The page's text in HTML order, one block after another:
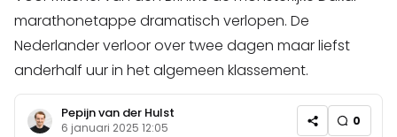
marathonetappe dramatisch verlopen. De
Nederlander verloor over twee dagen maar liefst
anderhalf uur in het algemeen klassement.
Pepijn van der Hulst
6 januari 2025 12:05 0